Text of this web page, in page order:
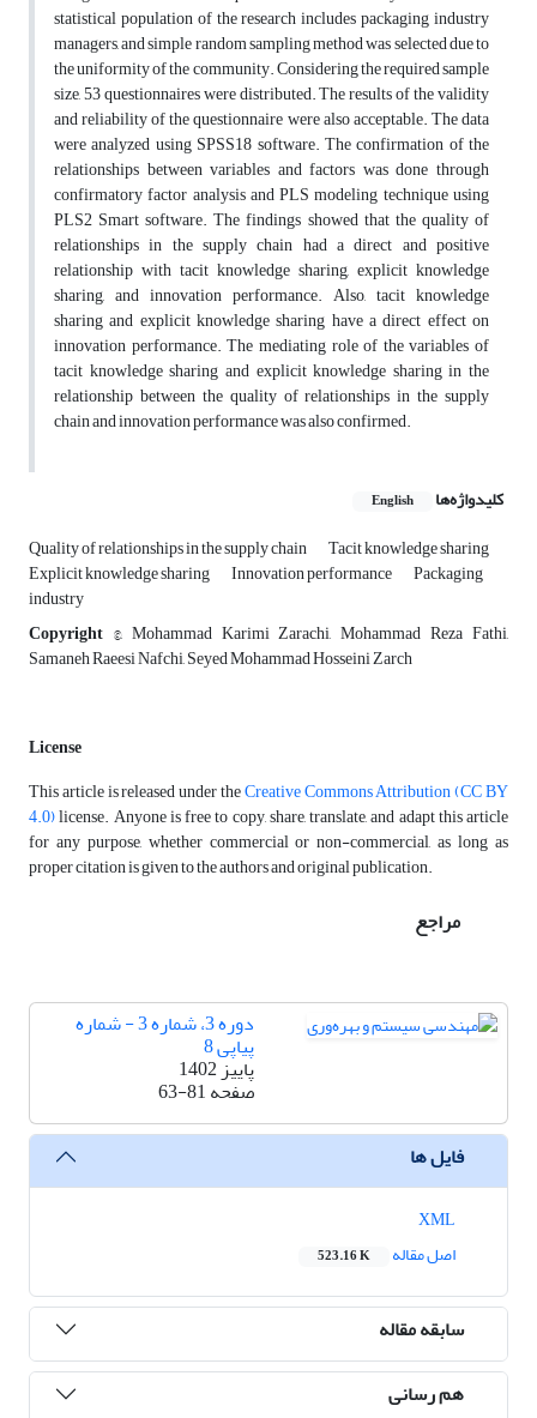
statistical population of the research includes packaging industry
managers, and simple random sampling method was selected due to
the uniformity of the community. Considering the required sample
size, 53 questionnaires were distributed. The results of the validity
and reliability of the questionnaire were also acceptable. The data
were analyzed using SPSS18 software. The confirmation of the
relationships between variables and factors was done through
confirmatory factor analysis and PLS modeling technique using
PLS2 Smart software. The findings showed that the quality of
relationships in the supply chain had a direct and positive
relationship with tacit knowledge sharing, explicit knowledge
sharing, and innovation performance. Also, tacit knowledge
sharing and explicit knowledge sharing have a direct effect on
innovation performance. The mediating role of the variables of
tacit knowledge sharing and explicit knowledge sharing in the
relationship between the quality of relationships in the supply
chain and innovation performance was also confirmed.
کلیدواژه‌ها English
Quality of relationships in the supply chain Tacit knowledge sharing
Explicit knowledge sharing Innovation performance Packaging
industry
Copyright ©, Mohammad Karimi Zarachi, Mohammad Reza Fathi,
Samaneh Raeesi Nafchi, Seyed Mohammad Hosseini Zarch
License
This article is released under theCreative Commons Attribution (CC BY
4.0)license. Anyone is free to copy, share, translate, and adapt this article
for any purpose, whether commercial or non-commercial, as long as
proper citation is given to the authors and original publication.
مراجع
دوره 3، شماره 3 - شماره
پیاپی 8
پاییز 1402
صفحه63-81
فایل ها
اصل مقاله
523.16 K
سابقه مقاله
هم رسانی